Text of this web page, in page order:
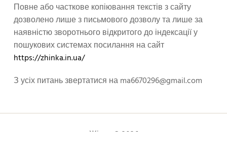
Повне або часткове копіювання текстів з сайту
дозволено лише з письмового дозволу та лише за
наявністю зворотнього відкритого до індексації у
пошукових системах посилання на сайт
https://zhinka.in.ua/
З усіх питань звертатися наma6670296@gmail.com
Жінка © 2026